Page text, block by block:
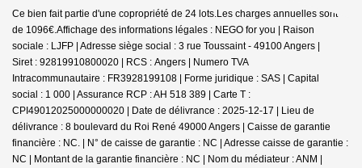
Ce bien fait partie d'une copropriété de 24 lots.Les charges annuelles sont
de 1096€.Affichage des informations légales : NEGO for you | Raison
sociale : LJFP | Adresse siège social : 3 rue Toussaint - 49100 Angers |
Siret : 92819910800020 | RCS : Angers | Numero TVA
Intracommunautaire : FR3928199108 | Forme juridique : SAS | Capital
social : 1 000 | Assurance RCP : AH 518 389 | Carte T :
CPI49012025000000020 | Date de délivrance : 2025-12-17 | Lieu de
délivrance : 8 boulevard du Roi René 49000 Angers | Caisse de garantie
financière : NC. | N° de caisse de garantie : NC | Adresse caisse de garantie :
NC | Montant de la garantie financière : NC | Nom du médiateur : ANM |